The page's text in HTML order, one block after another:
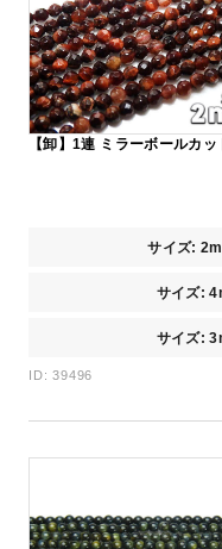
【卸】1連 ミラーボールカ
サイズ:
サイズ:
サイズ:
ID: 39496